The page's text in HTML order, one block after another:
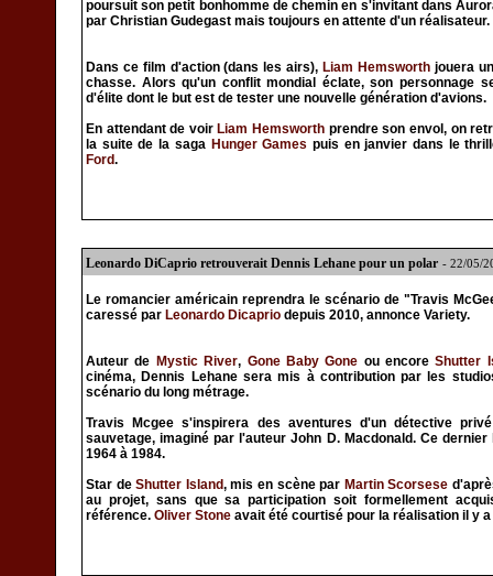
poursuit son petit bonhomme de chemin en s'invitant dans
par Christian Gudegast mais toujours en attente d'un réalisateur.
Dans ce film d'action (dans les airs), Liam Hemsworth jouera
chasse. Alors qu'un conflit mondial éclate, son personnage
d'élite dont le but est de tester une nouvelle génération d'avions.
En attendant de voir Liam Hemsworth prendre son envol, on
la suite de la saga Hunger Games puis en janvier dans le
Ford.
Leonardo DiCaprio retrouverait Dennis Lehane pour un polar - 22/05/
Le romancier américain reprendra le scénario de "Travis
caressé par Leonardo Dicaprio depuis 2010, annonce Variety.
Auteur de Mystic River, Gone Baby Gone ou encoreShutter
cinéma, Dennis Lehane sera mis à contribution par les
scénario du long métrage.
Travis Mcgee s'inspirera des aventures d'un détective
sauvetage, imaginé par l'auteur John D. Macdonald. Ce
1964 à 1984.
Star deShutter Island, mis en scène par Martin Scorsese
au projet, sans que sa participation soit formellement
référence. Oliver Stone avait été courtisé pour la réalisation il y